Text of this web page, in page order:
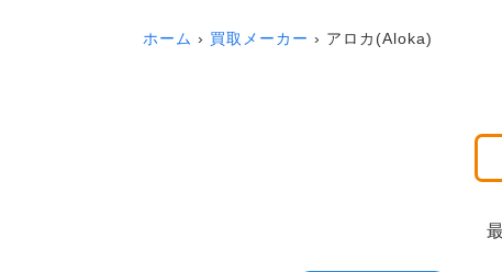
ホーム 買取メーカー アロカ(Aloka)